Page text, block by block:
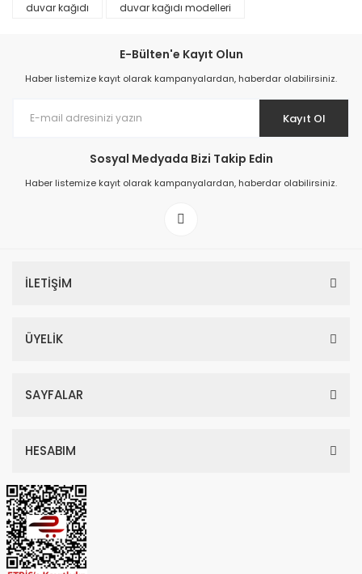
Prime ArtDECO Duvar Kağıdı Tutkalı 500 gr
149,00 TL
duvar kağıdı
duvar kağıdı modelleri
E-Bülten'e Kayıt Olun
Haber listemize kayıt olarak kampanyalardan, haberdar olabilirsiniz.
Kayıt Ol
Sosyal Medyada Bizi Takip Edin
Haber listemize kayıt olarak kampanyalardan, haberdar olabilirsiniz.
İLETİŞİM
ÜYELİK
SAYFALAR
HESABIM